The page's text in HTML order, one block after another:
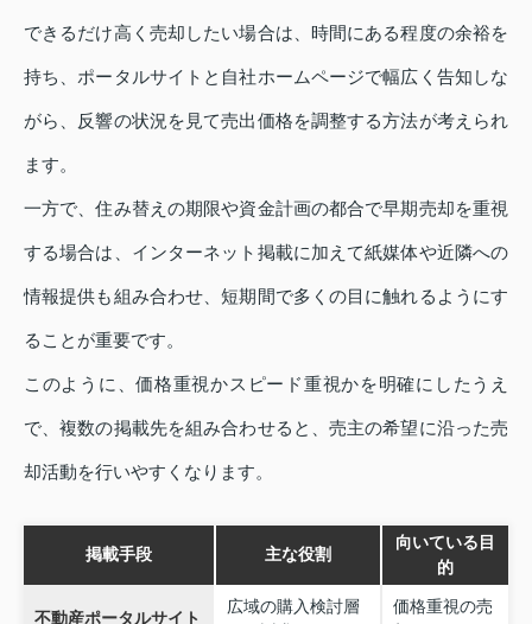
できるだけ高く売却したい場合は、時間にある程度の余裕を
持ち、ポータルサイトと自社ホームページで幅広く告知しな
がら、反響の状況を見て売出価格を調整する方法が考えられ
ます。
一方で、住み替えの期限や資金計画の都合で早期売却を重視
する場合は、インターネット掲載に加えて紙媒体や近隣への
情報提供も組み合わせ、短期間で多くの目に触れるようにす
ることが重要です。
このように、価格重視かスピード重視かを明確にしたうえ
で、複数の掲載先を組み合わせると、売主の希望に沿った売
却活動を行いやすくなります。
掲載手段 主な役割
向いている目
的
不動産ポータルサイト
広域の購入検討層
価格重視の売